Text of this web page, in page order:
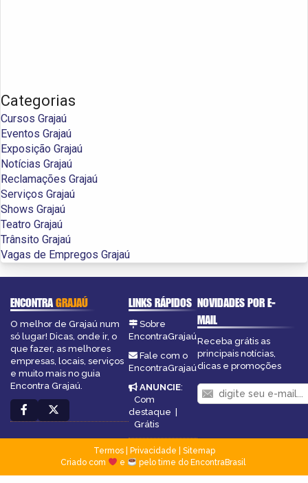
Categorias
Cursos Grajaú
Eventos Grajaú
Exposição Grajaú
Notícias Grajaú
Reclamações Grajaú
Serviços Grajaú
Shows Grajaú
Teatro Grajaú
Trânsito Grajaú
Vagas de Empregos Grajaú
ENCONTRAGRAJAÚ
O melhor de Grajaú num
só lugar! Dicas, onde ir, o
que fazer, as melhores
empresas, locais, serviços
e muito mais no guia
Encontra Grajaú.
LINKS RÁPIDOS
Sobre
EncontraGrajaú
Fale com o
EncontraGrajaú
ANUNCIE:
Com
destaque |
Grátis
NOVIDADES POR E-
MAIL
Receba grátis as
principais notícias,
dicas e promoções
Termos| Privacidade
Sitemap
Criado com
e pelo time do EncontraBrasil